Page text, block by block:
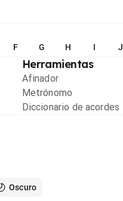
F G H I J
Herramientas
Afinador
Metrónomo
Diccionario de acordes
Oscuro